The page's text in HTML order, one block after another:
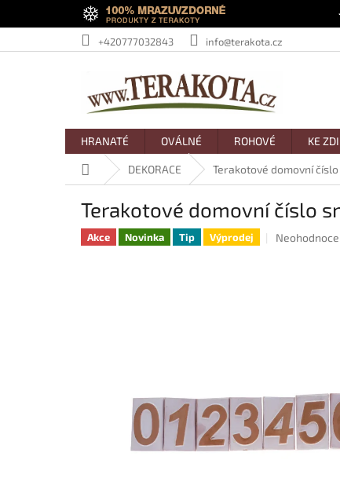
+420777032843 info@terakota.cz
HRANATÉ OVÁLNÉ ROHOVÉ KE ZDI
Domů DEKORACE Terakotové domovní
Terakotové domovní číslo
Akce Novinka Tip Výprodej
Průměrné